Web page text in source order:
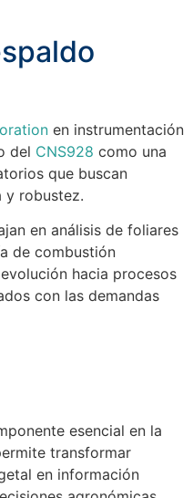
en instrumentación
del CNS928 como una
que buscan
y robustez.
en análisis de foliares
de combustión
hacia procesos
con las demandas
esencial en la
transformar
en información